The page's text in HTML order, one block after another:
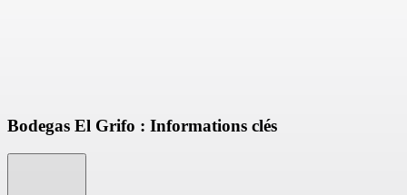
Bodegas El Grifo : Informations clés